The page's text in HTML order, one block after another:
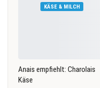
KÄSE & MILCH
Anais empfiehlt: Charolais
Käse